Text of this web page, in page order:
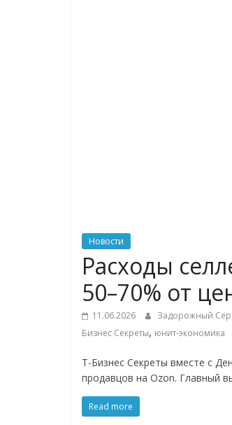
Commerce,
ритейле,
логистике,
технологиях,
соцсетях.
Нам
важно,
как
Сеть
Новости
Расходы
50–70% от
11.06.2026 Задорожный
Бизнес Секреты, юнит-экономика
Т-Бизнес Секреты вместе с
продавцов на Ozon. Главный
Read more